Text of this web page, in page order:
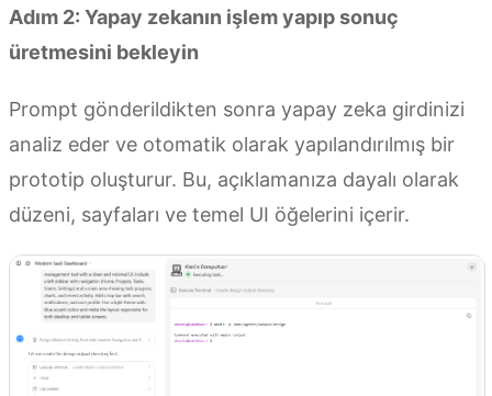
Adım 2: Yapay zekanın işlem yapıp sonuç
üretmesini bekleyin
Prompt gönderildikten sonra yapay zeka girdinizi
analiz eder ve otomatik olarak yapılandırılmış bir
prototip oluşturur. Bu, açıklamanıza dayalı olarak
düzeni, sayfaları ve temel UI öğelerini içerir.